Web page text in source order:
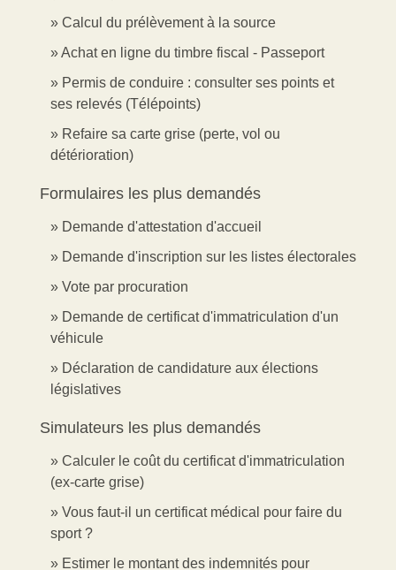
Calcul du prélèvement à la source
Achat en ligne du timbre fiscal - Passeport
Permis de conduire : consulter ses points et
ses relevés (Télépoints)
Refaire sa carte grise (perte, vol ou
détérioration)
Formulaires les plus demandés
Demande d'attestation d'accueil
Demande d'inscription sur les listes électorales
Vote par procuration
Demande de certificat d'immatriculation d'un
véhicule
Déclaration de candidature aux élections
législatives
Simulateurs les plus demandés
Calculer le coût du certificat d'immatriculation
(ex-carte grise)
Vous faut-il un certificat médical pour faire du
sport ?
Estimer le montant des indemnités pour